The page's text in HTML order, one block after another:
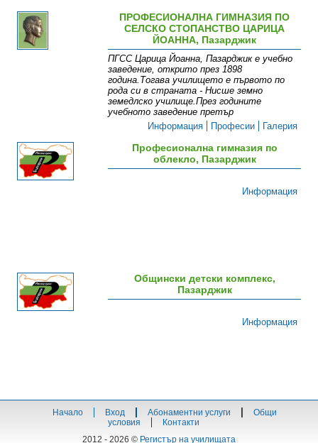
ПРОФЕСИОНАЛНА ГИМНАЗИЯ ПО
СЕЛСКО СТОПАНСТВО ЦАРИЦА
ЙОАННА, Пазарджик
ПГСС Царица Йоанна, Пазарджик е учебно
заведение, открито през 1898
година.Тогава училището е първото по
рода си в страната - Нисше земно
земедлско училище.През годините
учебното заведение претър
Информация
Професии Галерия
Професионална гимназия по
облекло, Пазарджик
Информация
Общински детски комплекс,
Пазарджик
Информация
Начало Вход Абонаментни услуги
Общи
условия
Контакти
2012 - 2026 © Регистър на училищата